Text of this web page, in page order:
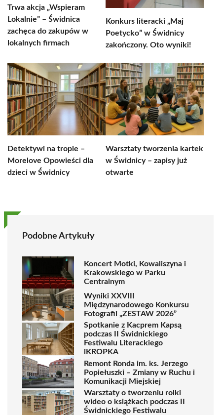
Trwa akcja „Wspieram
Lokalnie” – Świdnica
zachęca do zakupów w
lokalnych firmach
Konkurs literacki „Maj
Poetycko” w Świdnicy
zakończony. Oto wyniki!
Detektywi na tropie –
Morelove Opowieści dla
dzieci w Świdnicy
Warsztaty tworzenia kartek
w Świdnicy – zapisy już
otwarte
Podobne Artykuły
Koncert Motki, Kowaliszyna i
Krakowskiego w Parku
Centralnym
Wyniki XXVIII
Międzynarodowego Konkursu
Fotografii „ZESTAW 2026”
Spotkanie z Kacprem Kapsą
podczas II Świdnickiego
Festiwalu Literackiego
iKROPKA
Remont Ronda im. ks. Jerzego
Popiełuszki – Zmiany w Ruchu i
Komunikacji Miejskiej
Warsztaty o tworzeniu rolki
wideo o książkach podczas II
Świdnickiego Festiwalu